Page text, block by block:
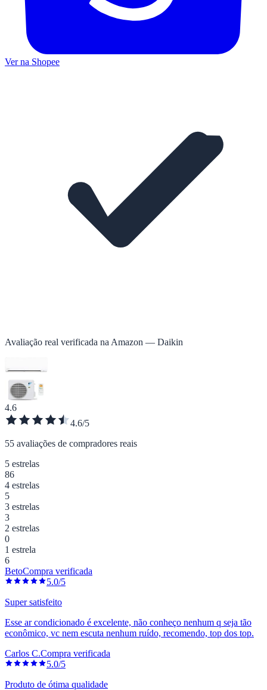
Ver na Shopee
Avaliação real verificada na Amazon — Daikin
4.6
4.6/5
55 avaliações de compradores reais
5 estrelas
86
4 estrelas
5
3 estrelas
3
2 estrelas
0
1 estrela
6
BetoCompra verificada
5.0/5
Super satisfeito
Esse ar condicionado é excelente, não conheço nenhum q seja tão
econômico, vc nem escuta nenhum ruído, recomendo, top dos top.
Carlos C.Compra verificada
5.0/5
Produto de ótima qualidade